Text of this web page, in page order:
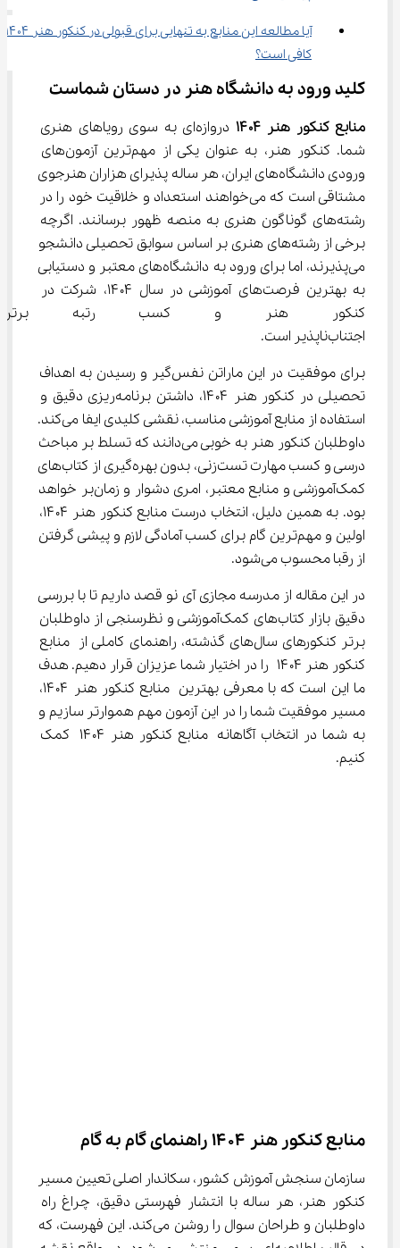
کافی است؟
کلید ورود به دانشگاه هنر در دستان شماست
منابع کنکور هنر ۱۴۰۴
دروازه‌ای به سوی رویاهای هنری
شما. کنکور هنر، به عنوان یکی از مهم‌ترین آزمون‌های
ورودی دانشگاه‌های ایران، هر ساله پذیرای هزاران هنرجوی
مشتاقی است که می‌خواهند استعداد و خلاقیت خود را در
رشته‌های گوناگون هنری به منصه ظهور برسانند. اگرچه
برخی از رشته‌های هنری بر اساس سوابق تحصیلی دانشجو
می‌پذیرند، اما برای ورود به دانشگاه‌های معتبر و دستیابی
به بهترین فرصت‌های آموزشی در سال ۱۴۰۴، شرکت در
کنکور هنر و کسب رتبه
اجتناب‌ناپذیر است.
برای موفقیت در این ماراتن نفس‌گیر و رسیدن به اهداف
تحصیلی در کنکور هنر ۱۴۰۴، داشتن برنامه‌ریزی دقیق و
استفاده از منابع آموزشی مناسب، نقشی کلیدی ایفا می‌کند.
داوطلبان کنکور هنر به خوبی می‌دانند که تسلط بر مباحث
درسی و کسب مهارت تست‌زنی، بدون بهره‌گیری از کتاب‌های
کمک‌آموزشی و منابع معتبر، امری دشوار و زمان‌بر خواهد
بود. به همین دلیل، انتخاب درست منابع کنکور هنر ۱۴۰۴،
اولین و مهم‌ترین گام برای کسب آمادگی لازم و پیشی گرفتن
از رقبا محسوب می‌شود.
در این مقاله از مدرسه مجازی آی نو قصد داریم تا با بررسی
دقیق بازار کتاب‌های کمک‌آموزشی و نظرسنجی از داوطلبان
برتر کنکورهای سال‌های گذشته، راهنمای کاملی از منابع
کنکور هنر ۱۴۰۴ را در اختیار شما عزیزان قرار دهیم. هدف
ما این است که با معرفی بهترین منابع کنکور هنر ۱۴۰۴،
مسیر موفقیت شما را در این آزمون مهم هموارتر سازیم و
به شما در انتخاب آگاهانه منابع کنکور هنر ۱۴۰۴ کمک
کنیم.
منابع کنکور هنر ۱۴۰۴ راهنمای گام ‌به‌ گام
سازمان سنجش آموزش کشور، سکاندار اصلی تعیین مسیر
کنکور هنر، هر ساله با انتشار فهرستی دقیق، چراغ راه
داوطلبان و طراحان سوال را روشن می‌کند. این فهرست، که